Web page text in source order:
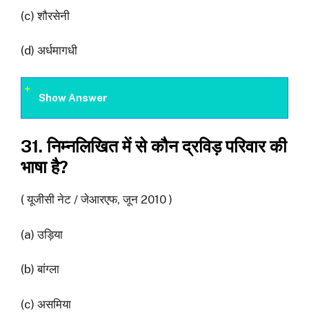
(c) शौरसेनी
(d) अर्धमागधी
Show Answer
31. निम्नलिखित में से कौन द्रविड़ परिवार की
भाषा है?
( यूजीसी नेट / जेआरएफ, जून 2010 )
(a) उड़िया
(b) बांग्ला
(c) असमिया